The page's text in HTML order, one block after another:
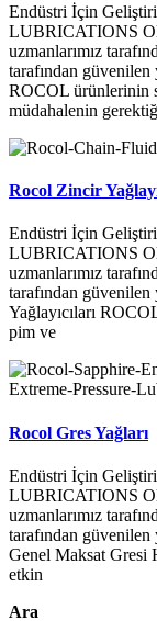
Endüstri İçin
LUBRICATIONS
uzmanlarımız
tarafından
ROCOL ürünlerinin
müdahalenin
Rocol Zincir
Endüstri İçin
LUBRICATIONS
uzmanlarımız
tarafından
Yağlayıcıları
pim ve
Rocol Gres Yağları
Endüstri İçin
LUBRICATIONS
uzmanlarımız
tarafından
Genel Maksat Gresi
etkin
Ara